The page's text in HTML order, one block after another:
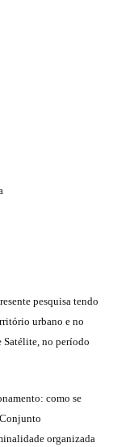
pesquisa tendo
urbano e no
Satélite, no período
como se
organizada